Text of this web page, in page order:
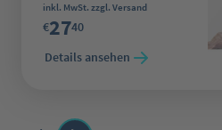
Regulärer Preis:
inkl. MwSt. zzgl. Versand
€2740
Details ansehen